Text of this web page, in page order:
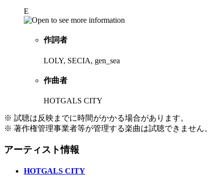
E
作詞者
LOLY, SECIA, gen_sea
作曲者
HOTGALS CITY
※ 試聴は反映までに時間がかかる場合があります。
※ 著作権管理事業者等が管理する楽曲は試聴できません。
アーティスト情報
HOTGALS CITY